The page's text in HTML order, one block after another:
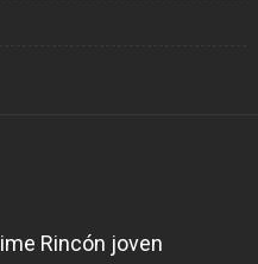
Rincón joven